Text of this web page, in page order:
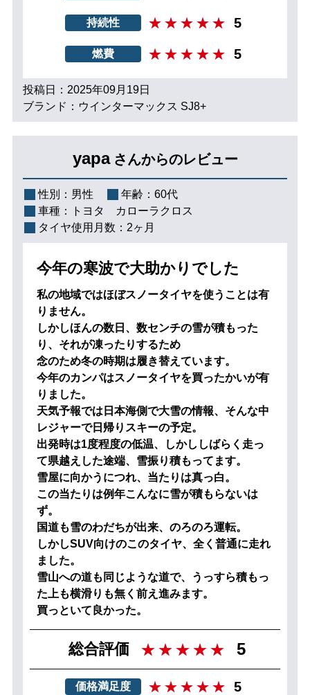
持続性 5
燃費 5
投稿日：2025年09月19日
ブランド：ウインターマックス SJ8+
yapa さんからのレビュー
性別： 男性 年齢： 60代
車種：
トヨタ カローラクロス
タイヤ使用月数： 2ヶ月
今年の寒波で大助かりでした
私の地域ではほぼスノータイヤを使うことは有
りません。
しかしほんの数日、数センチの雪が積もった
り、それが凍ったりするため
念のため冬の時期は履き替えています。
今年のカンパはスノータイヤを買ったかいが有
りました。
天気予報では日本海側で大雪の情報、そんな中
レジャーで日帰りスキーの予定。
出発時は1度程度の低温、しかししばらく走っ
て県越えした途端、雪振り積もってます。
雪屋に向かうにつれ、当たりは真っ白。
この当たりは例年こんなに雪が積もらないは
ず。
国道も雪のわだちが出来、のろのろ運転。
しかしSUV向けのこのタイヤ、全く普通に走れ
ました。
雪山への道も同じような道で、うっすら積もっ
た上も横滑りも無く前え進みます。
買っといて良かった。
総合評価 5
価格満足度 5